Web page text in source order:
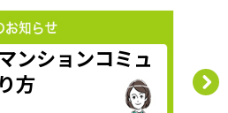
ンションコミュ
方
る